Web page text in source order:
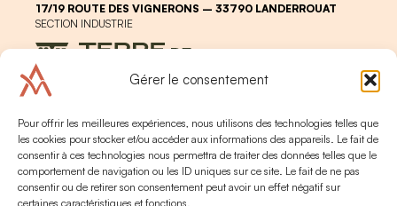
Gérer le consentement
Pour offrir les meilleures expériences, nous utilisons des technologies telles que
les cookies pour stocker et/ou accéder aux informations des appareils. Le fait de
consentir à ces technologies nous permettra de traiter des données telles que le
comportement de navigation ou les ID uniques sur ce site. Le fait de ne pas
consentir ou de retirer son consentement peut avoir un effet négatif sur
certaines caractéristiques et fonctions.
17/19 ROUTE DES VIGNERONS – 33790 LANDERROUAT
SECTION INDUSTRIE
LEGALPERSONAL DATA
ALCOHOL ABUSE IS DANGEROUS FOR YOUR HEALTH. PLEASE